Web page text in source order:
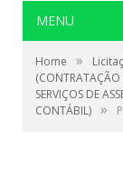
MENU
Home »
(CONTRATAÇÃO
SERVIÇOS DE
CONTÁBIL) »